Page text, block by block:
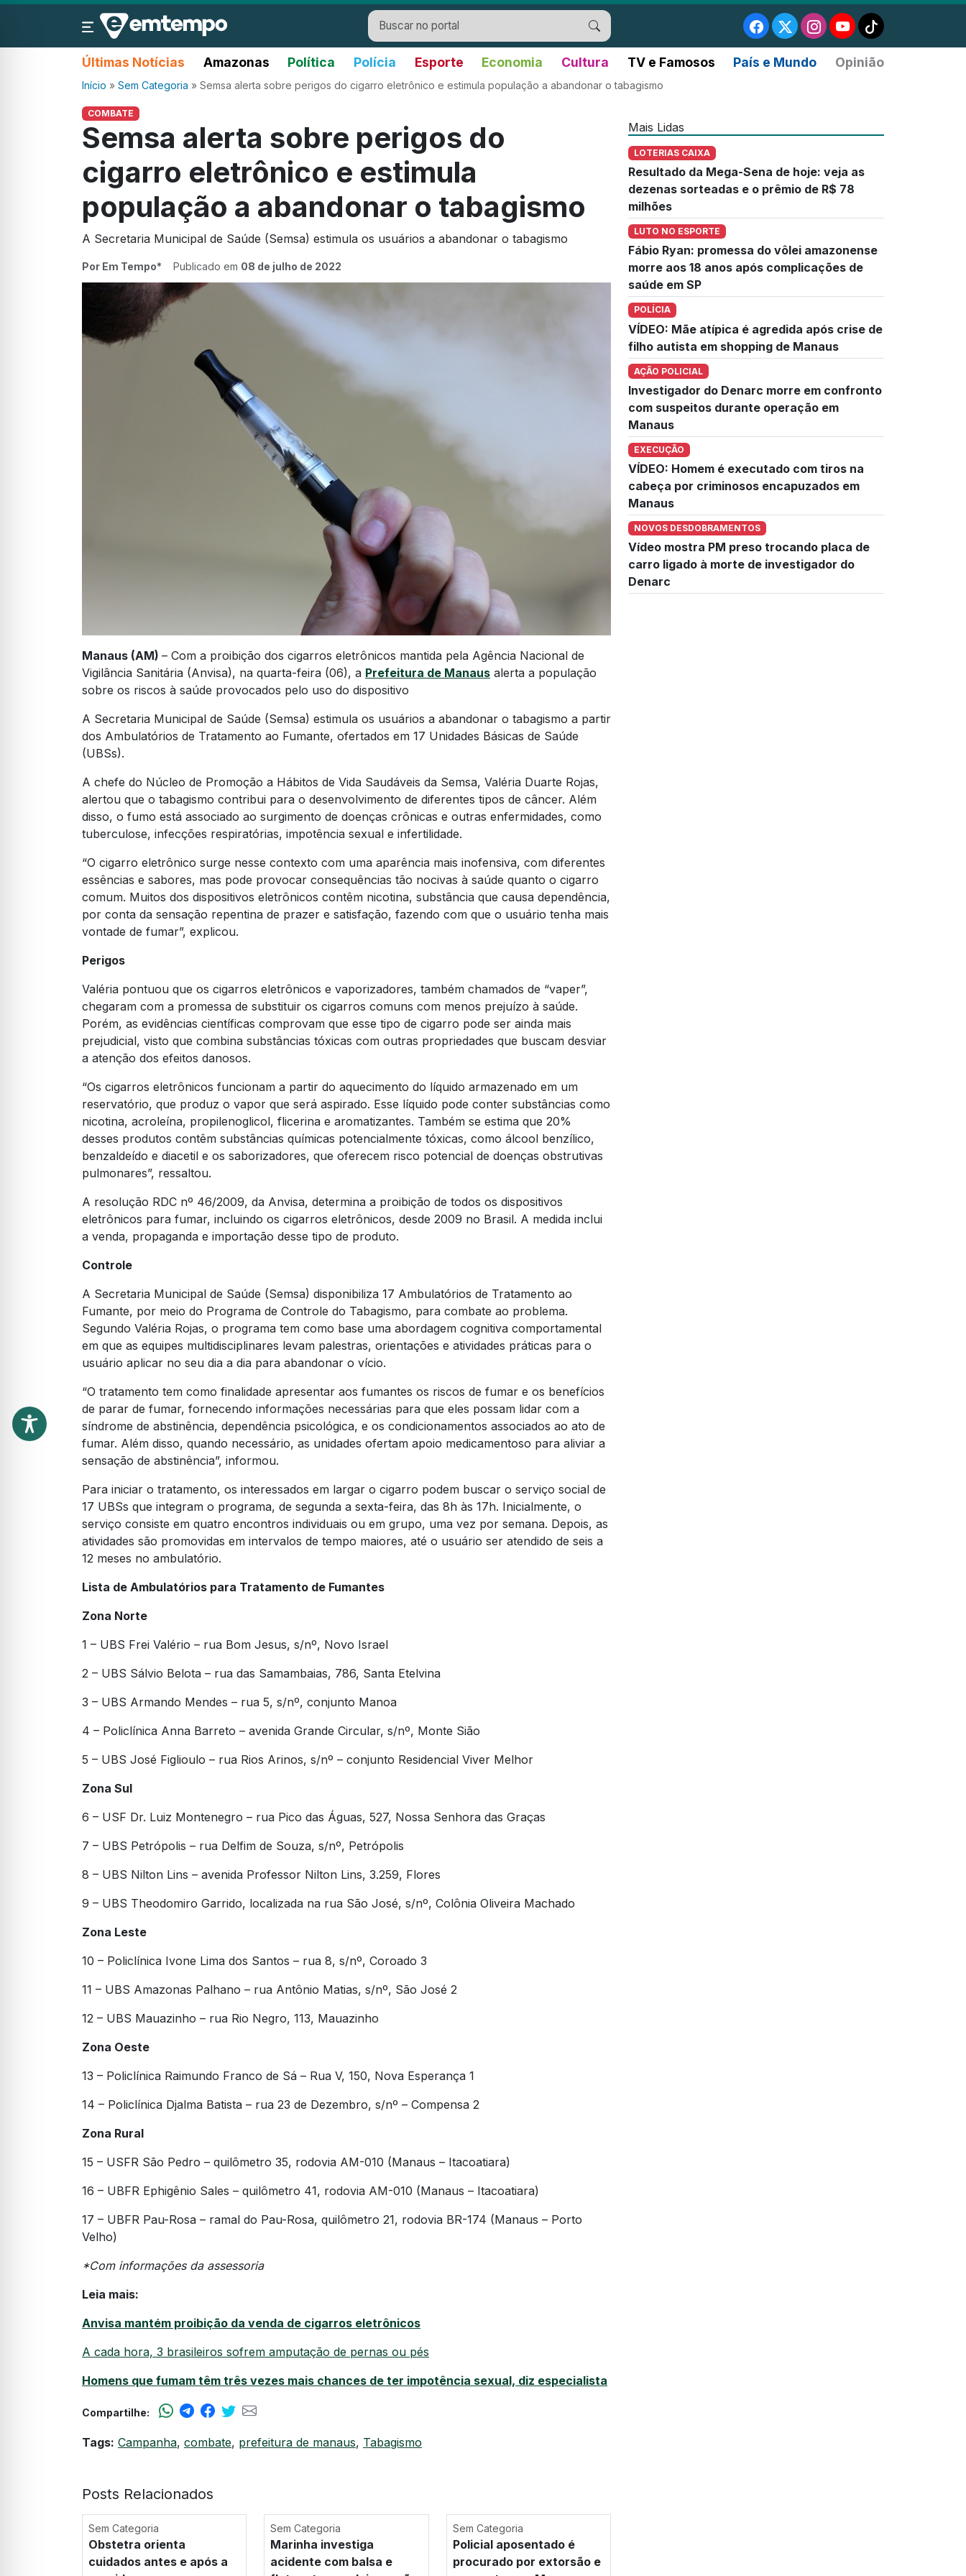
Últimas Notícias Amazonas Política Polícia Esporte Economia Cultura TV e Famosos País e Mundo Opinião
Início » Sem Categoria » Semsa alerta sobre perigos do cigarro eletrônico e estimula população a abandonar o tabagismo
COMBATE
Semsa alerta sobre perigos do
cigarro eletrônico e estimula
população a abandonar o tabagismo
A Secretaria Municipal de Saúde (Semsa) estimula os usuários a abandonar o tabagismo
Por Em Tempo* Publicado em 08 de julho de 2022
Manaus (AM) – Com a proibição dos cigarros eletrônicos mantida pela Agência Nacional de
Vigilância Sanitária (Anvisa), na quarta-feira (06), a Prefeitura de Manaus alerta a população
sobre os riscos à saúde provocados pelo uso do dispositivo
A Secretaria Municipal de Saúde (Semsa) estimula os usuários a abandonar o tabagismo a partir
dos Ambulatórios de Tratamento ao Fumante, ofertados em 17 Unidades Básicas de Saúde
(UBSs).
A chefe do Núcleo de Promoção a Hábitos de Vida Saudáveis da Semsa, Valéria Duarte Rojas,
alertou que o tabagismo contribui para o desenvolvimento de diferentes tipos de câncer. Além
disso, o fumo está associado ao surgimento de doenças crônicas e outras enfermidades, como
tuberculose, infecções respiratórias, impotência sexual e infertilidade.
“O cigarro eletrônico surge nesse contexto com uma aparência mais inofensiva, com diferentes
essências e sabores, mas pode provocar consequências tão nocivas à saúde quanto o cigarro
comum. Muitos dos dispositivos eletrônicos contêm nicotina, substância que causa dependência,
por conta da sensação repentina de prazer e satisfação, fazendo com que o usuário tenha mais
vontade de fumar”, explicou.
Perigos
Valéria pontuou que os cigarros eletrônicos e vaporizadores, também chamados de “vaper”,
chegaram com a promessa de substituir os cigarros comuns com menos prejuízo à saúde.
Porém, as evidências científicas comprovam que esse tipo de cigarro pode ser ainda mais
prejudicial, visto que combina substâncias tóxicas com outras propriedades que buscam desviar
a atenção dos efeitos danosos.
“Os cigarros eletrônicos funcionam a partir do aquecimento do líquido armazenado em um
reservatório, que produz o vapor que será aspirado. Esse líquido pode conter substâncias como
nicotina, acroleína, propilenoglicol, flicerina e aromatizantes. Também se estima que 20%
desses produtos contêm substâncias químicas potencialmente tóxicas, como álcool benzílico,
benzaldeído e diacetil e os saborizadores, que oferecem risco potencial de doenças obstrutivas
pulmonares”, ressaltou.
A resolução RDC nº 46/2009, da Anvisa, determina a proibição de todos os dispositivos
eletrônicos para fumar, incluindo os cigarros eletrônicos, desde 2009 no Brasil. A medida inclui
a venda, propaganda e importação desse tipo de produto.
Controle
A Secretaria Municipal de Saúde (Semsa) disponibiliza 17 Ambulatórios de Tratamento ao
Fumante, por meio do Programa de Controle do Tabagismo, para combate ao problema.
Segundo Valéria Rojas, o programa tem como base uma abordagem cognitiva comportamental
em que as equipes multidisciplinares levam palestras, orientações e atividades práticas para o
usuário aplicar no seu dia a dia para abandonar o vício.
“O tratamento tem como finalidade apresentar aos fumantes os riscos de fumar e os benefícios
de parar de fumar, fornecendo informações necessárias para que eles possam lidar com a
síndrome de abstinência, dependência psicológica, e os condicionamentos associados ao ato de
fumar. Além disso, quando necessário, as unidades ofertam apoio medicamentoso para aliviar a
sensação de abstinência”, informou.
Para iniciar o tratamento, os interessados em largar o cigarro podem buscar o serviço social de
17 UBSs que integram o programa, de segunda a sexta-feira, das 8h às 17h. Inicialmente, o
serviço consiste em quatro encontros individuais ou em grupo, uma vez por semana. Depois, as
atividades são promovidas em intervalos de tempo maiores, até o usuário ser atendido de seis a
12 meses no ambulatório.
Lista de Ambulatórios para Tratamento de Fumantes
Zona Norte
1 – UBS Frei Valério – rua Bom Jesus, s/nº, Novo Israel
2 – UBS Sálvio Belota – rua das Samambaias, 786, Santa Etelvina
3 – UBS Armando Mendes – rua 5, s/nº, conjunto Manoa
4 – Policlínica Anna Barreto – avenida Grande Circular, s/nº, Monte Sião
5 – UBS José Figlioulo – rua Rios Arinos, s/nº – conjunto Residencial Viver Melhor
Zona Sul
6 – USF Dr. Luiz Montenegro – rua Pico das Águas, 527, Nossa Senhora das Graças
7 – UBS Petrópolis – rua Delfim de Souza, s/nº, Petrópolis
8 – UBS Nilton Lins – avenida Professor Nilton Lins, 3.259, Flores
9 – UBS Theodomiro Garrido, localizada na rua São José, s/nº, Colônia Oliveira Machado
Zona Leste
10 – Policlínica Ivone Lima dos Santos – rua 8, s/nº, Coroado 3
11 – UBS Amazonas Palhano – rua Antônio Matias, s/nº, São José 2
12 – UBS Mauazinho – rua Rio Negro, 113, Mauazinho
Zona Oeste
13 – Policlínica Raimundo Franco de Sá – Rua V, 150, Nova Esperança 1
14 – Policlínica Djalma Batista – rua 23 de Dezembro, s/nº – Compensa 2
Zona Rural
15 – USFR São Pedro – quilômetro 35, rodovia AM-010 (Manaus – Itacoatiara)
16 – UBFR Ephigênio Sales – quilômetro 41, rodovia AM-010 (Manaus – Itacoatiara)
17 – UBFR Pau-Rosa – ramal do Pau-Rosa, quilômetro 21, rodovia BR-174 (Manaus – Porto
Velho)
*Com informações da assessoria
Leia mais:
Anvisa mantém proibição da venda de cigarros eletrônicos
A cada hora, 3 brasileiros sofrem amputação de pernas ou pés
Homens que fumam têm três vezes mais chances de ter impotência sexual, diz especialista
Compartilhe:
Tags: Campanha, combate, prefeitura de manaus, Tabagismo
Posts Relacionados
Sem Categoria
Obstetra orienta
cuidados antes e após a
Sem Categoria
Marinha investiga
acidente com balsa e
Sem Categoria
Policial aposentado é
procurado por extorsão e
Mais Lidas
LOTERIAS CAIXA
Resultado da Mega-Sena de hoje: veja as
dezenas sorteadas e o prêmio de R$ 78
milhões
LUTO NO ESPORTE
Fábio Ryan: promessa do vôlei amazonense
morre aos 18 anos após complicações de
saúde em SP
POLÍCIA
VÍDEO: Mãe atípica é agredida após crise de
filho autista em shopping de Manaus
AÇÃO POLICIAL
Investigador do Denarc morre em confronto
com suspeitos durante operação em
Manaus
EXECUÇÃO
VÍDEO: Homem é executado com tiros na
cabeça por criminosos encapuzados em
Manaus
NOVOS DESDOBRAMENTOS
Vídeo mostra PM preso trocando placa de
carro ligado à morte de investigador do
Denarc